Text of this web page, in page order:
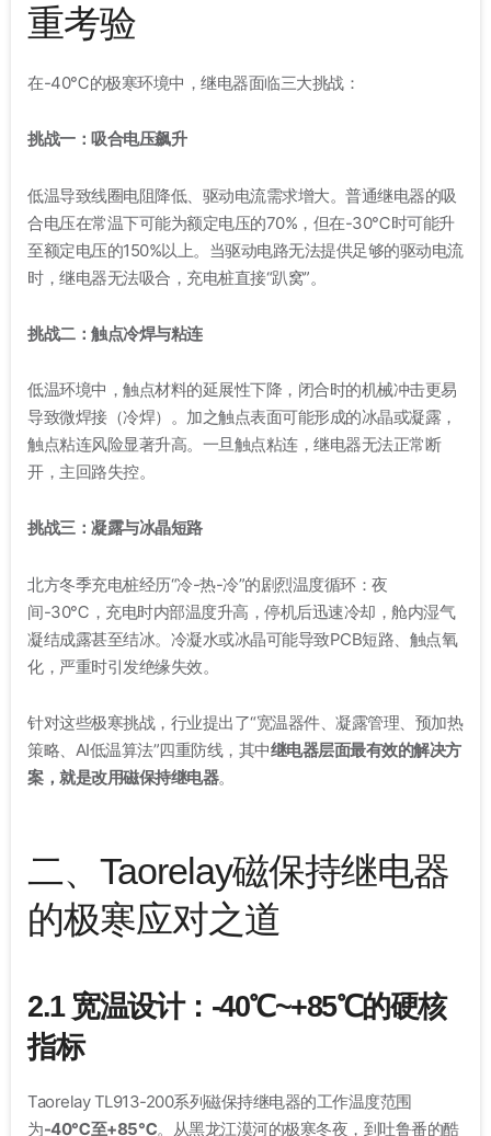
重考验
在-40℃的极寒环境中，继电器面临三大挑战：
挑战一：吸合电压飙升
低温导致线圈电阻降低、驱动电流需求增大。普通继电器的吸
合电压在常温下可能为额定电压的70%，但在-30℃时可能升
至额定电压的150%以上。当驱动电路无法提供足够的驱动电流
时，继电器无法吸合，充电桩直接“趴窝”。
挑战二：触点冷焊与粘连
低温环境中，触点材料的延展性下降，闭合时的机械冲击更易
导致微焊接（冷焊）。加之触点表面可能形成的冰晶或凝露，
触点粘连风险显著升高。一旦触点粘连，继电器无法正常断
开，主回路失控。
挑战三：凝露与冰晶短路
北方冬季充电桩经历“冷-热-冷”的剧烈温度循环：夜
间-30℃，充电时内部温度升高，停机后迅速冷却，舱内湿气
凝结成露甚至结冰。冷凝水或冰晶可能导致PCB短路、触点氧
化，严重时引发绝缘失效。
针对这些极寒挑战，行业提出了“宽温器件、凝露管理、预加热
策略、AI低温算法”四重防线，其中继电器层面最有效的解决方
案，就是改用磁保持继电器。
二、Taorelay磁保持继电器
的极寒应对之道
2.1 宽温设计：-40℃~+85℃的硬核
指标
Taorelay TL913-200系列磁保持继电器的工作温度范围
为-40℃至+85℃。从黑龙江漠河的极寒冬夜，到吐鲁番的酷